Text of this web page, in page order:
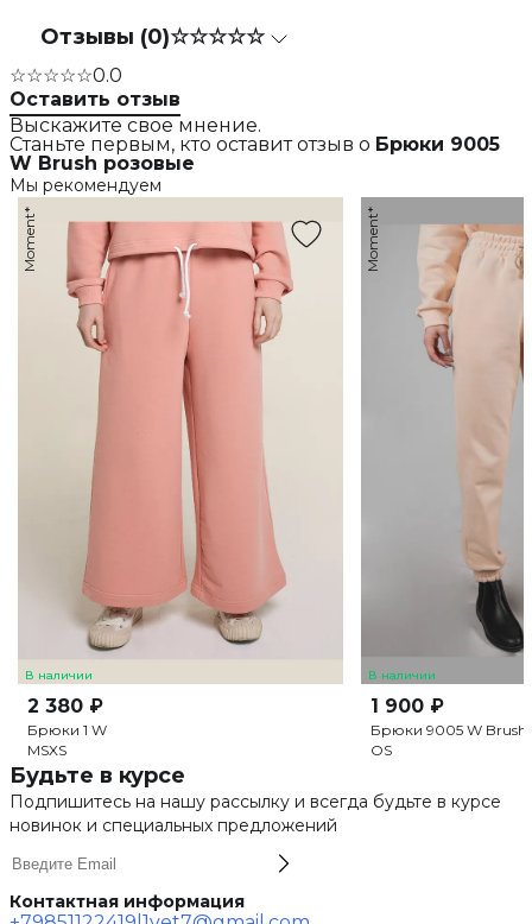
Отзывы (0)☆☆☆☆☆
☆☆☆☆☆0.0
Оставить отзыв
Выскажите свое мнение.
Станьте первым, кто оставит отзыв о Брюки 9005
W Brush розовые
Мы рекомендуем
В наличии
Moment*
2 380 ₽
Брюки 1 W
MSXS
В наличии
Moment*
1 900 ₽
Брюки 9005 W Brush
OS
Будьте в курсе
Подпишитесь на нашу рассылку и всегда будьте в курсе
новинок и специальных предложений
Контактная информация